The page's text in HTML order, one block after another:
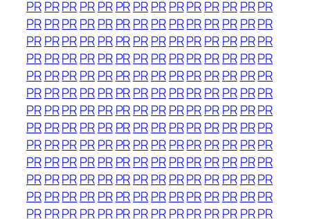
PRPRPRPRPR PRPRPRPRPRPRPR PRPR
PRPRPRPRPR PRPRPRPRPRPRPR PRPR
PRPRPRPRPR PRPRPRPRPRPRPR PRPR
PRPRPRPRPR PRPRPRPRPRPRPR PRPR
PRPRPRPRPR PRPRPRPRPRPRPR PRPR
PRPRPRPRPR PRPRPRPRPRPRPR PRPR
PRPRPRPRPR PRPRPRPRPRPRPR PRPR
PRPRPRPRPR PRPRPRPRPRPRPR PRPR
PRPRPRPRPR PRPRPRPRPRPRPR PRPR
PRPRPRPRPR PRPRPRPRPRPRPR PRPR
PRPRPRPRPR PRPRPRPRPRPRPR PRPR
PRPRPRPRPR PRPRPRPRPRPRPR PRPR
PRPRPRPRPR PRPRPRPRPRPRPR PRPR